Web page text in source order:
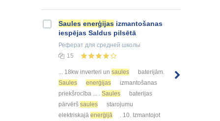
Saules enerģijas izmantošanas
iespējas Saldus pilsētā
Реферат для средней школы
15
... 18kw inverteri un saules
baterijām.
Saules
enerģijas
izmantošanas
priekšrocība ... . Saules
baterijas
pārvērš saules
starojumu
elektriskajā enerģijā
. 10. Izmantojot